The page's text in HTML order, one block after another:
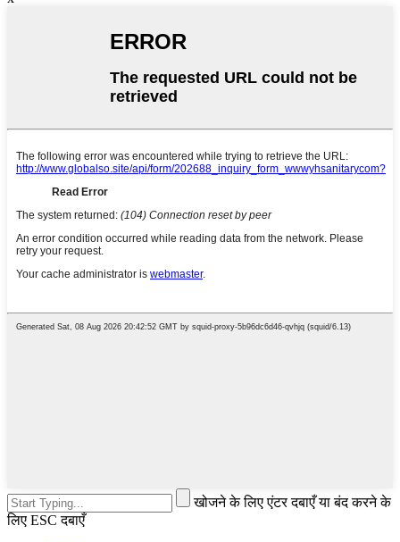
खोजने के लिए एंटर दबाएँ या बंद करने के
लिए ESC दबाएँ